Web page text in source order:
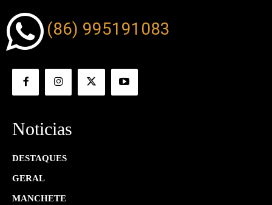
(86) 995191083
Noticias
DESTAQUES
GERAL
MANCHETE